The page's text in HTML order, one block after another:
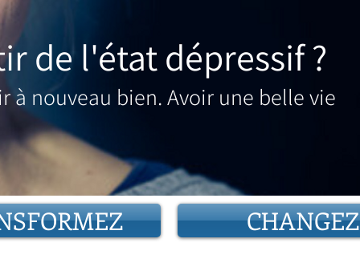
de l'état dépressif ?
à nouveau bien. Avoir une belle vie
CHANGEZ